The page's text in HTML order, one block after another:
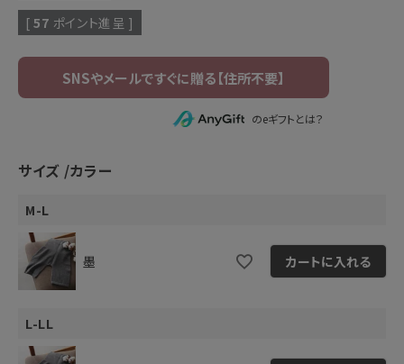
[ 57 ポイント進呈 ]
のeギフトとは？
サイズ カラー
M-L
墨 カートに入れる
L-LL